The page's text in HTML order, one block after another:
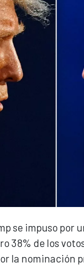
se impuso por
38% de los
la nominación